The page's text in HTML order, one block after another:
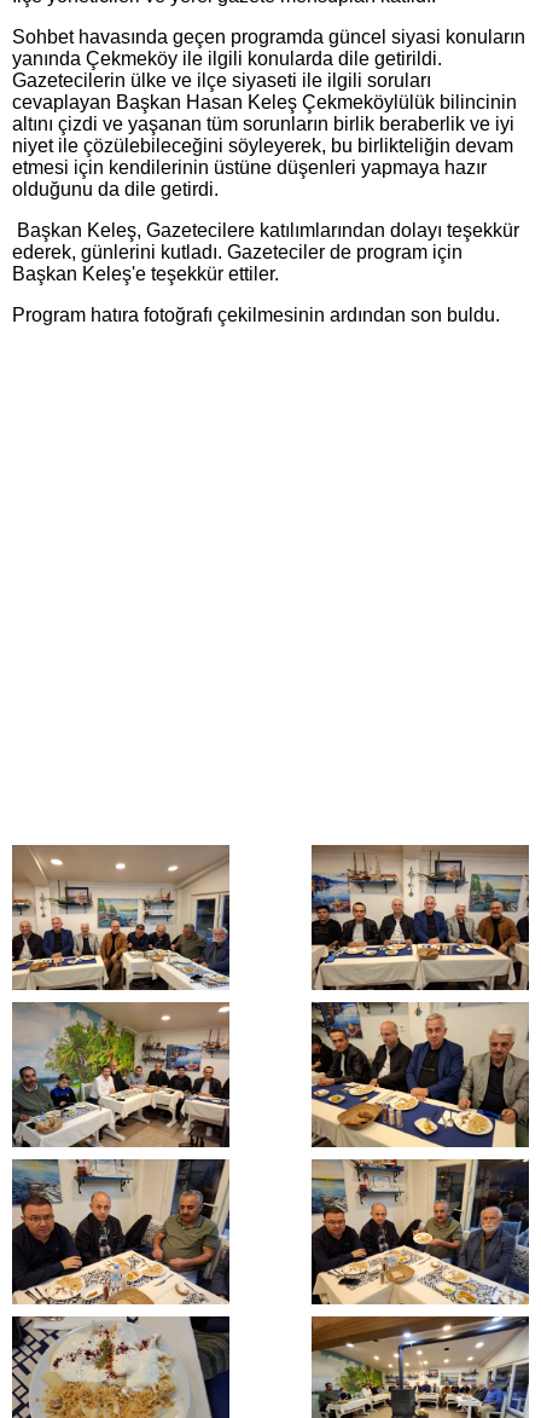
Sohbet havasında geçen programda güncel siyasi konuların
yanında Çekmeköy ile ilgili konularda dile getirildi.
Gazetecilerin ülke ve ilçe siyaseti ile ilgili soruları
cevaplayan Başkan Hasan Keleş Çekmeköylülük bilincinin
altını çizdi ve yaşanan tüm sorunların birlik beraberlik ve iyi
niyet ile çözülebileceğini söyleyerek, bu birlikteliğin devam
etmesi için kendilerinin üstüne düşenleri yapmaya hazır
olduğunu da dile getirdi.
Başkan Keleş, Gazetecilere katılımlarından dolayı teşekkür
ederek, günlerini kutladı. Gazeteciler de program için
Başkan Keleş'e teşekkür ettiler.
Program hatıra fotoğrafı çekilmesinin ardından son buldu.